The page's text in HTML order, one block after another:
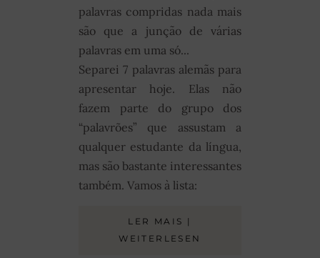
palavras compridas nada mais
são que a junção de várias
palavras em uma só...
Separei 7 palavras alemãs para
apresentar hoje. Elas não
fazem parte do grupo dos
“palavrões” que assustam a
qualquer estudante da língua,
mas são bastante interessantes
também. Vamos à lista:
LER MAIS |
WEITERLESEN